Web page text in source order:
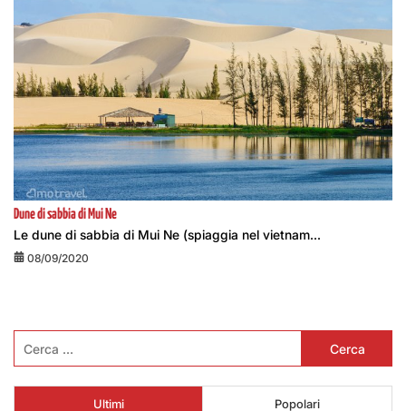
Dune di sabbia di Mui Ne
Le dune di sabbia di Mui Ne (spiaggia nel vietnam...
08/09/2020
per:
Ultimi Popolari